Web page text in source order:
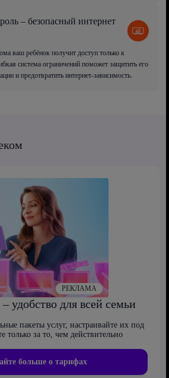
– безопасный интернет
ваш ребёнок получит доступ только к
система ограничений поможет защитить его
и предотвратить интернет-зависимость.
удобство для всей семьи
пакеты услуг, настраивайте их под
только за то, чем действительно
больше о тарифах
РЕКЛАМА